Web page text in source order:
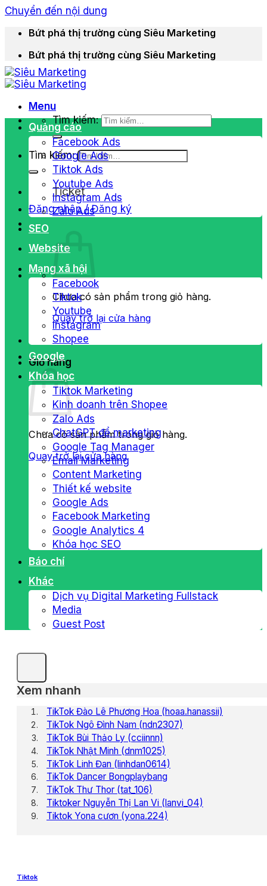
Chuyển đến nội dung
Bứt phá thị trường cùng Siêu Marketing
Bứt phá thị trường cùng Siêu Marketing
Menu
Tìm kiếm:
Tìm kiếm:
Ticket
Đăng nhập / Đăng ký
Chưa có sản phẩm trong giỏ hàng.
Quay trở lại cửa hàng
Giỏ hàng
Chưa có sản phẩm trong giỏ hàng.
Quay trở lại cửa hàng
Quảng cáo
Facebook Ads
Google Ads
Tiktok Ads
Youtube Ads
Instagram Ads
Zalo Ads
SEO
Website
Mạng xã hội
Facebook
Tiktok
Youtube
Instagram
Shopee
Google
Khóa học
Tiktok Marketing
Kinh doanh trên Shopee
Zalo Ads
ChatGPT để marketing
Google Tag Manager
Email Marketing
Content Marketing
Thiết kế website
Google Ads
Facebook Marketing
Google Analytics 4
Khóa học SEO
Báo chí
Khác
Dịch vụ Digital Marketing Fullstack
Media
Guest Post
Xem nhanh
TikTok Đào Lê Phương Hoa (hoaa.hanassii)
TikTok Ngô Đình Nam (ndn2307)
TikTok Bùi Thảo Ly (cciinnn)
TikTok Nhật Minh (dnm1025)
TikTok Linh Đan (linhdan0614)
TikTok Dancer Bongplaybang
TikTok Thư Thor (tat_106)
Tiktoker Nguyễn Thị Lan Vi (lanvi_04)
Tiktok Yona cươn (yona.224)
Tiktok